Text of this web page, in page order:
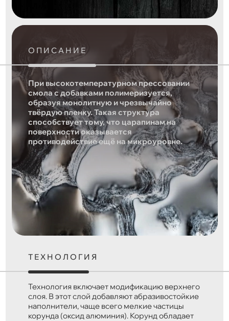
ОПИСАНИЕ
При высокотемпературном прессовании
смола с добавками полимеризуется,
образуя монолитную и чрезвычайно
твёрдую пленку. Такая структура
способствует тому, что царапинам на
поверхности оказывается
противодействие ещё на микроуровне.
ТЕХНОЛОГИЯ
Технология включает модификацию верхнего
слоя. В этот слой добавляют абразивостойкие
наполнители, чаще всего мелкие частицы
корунда (оксид алюминия). Корунд обладает